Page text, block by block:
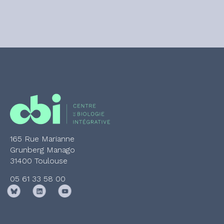
165 Rue Marianne
Grunberg Manago
31400 Toulouse
05 61 33 58 00